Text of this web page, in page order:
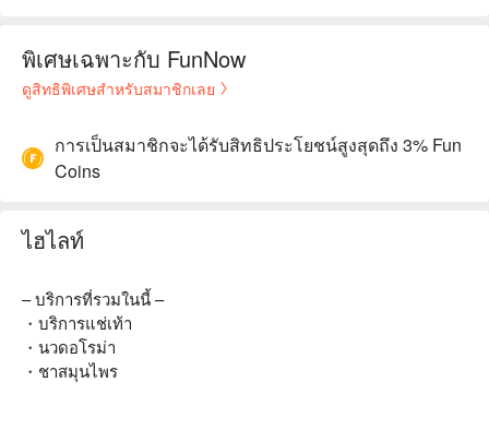
พิเศษเฉพาะกับ FunNow
ดูสิทธิพิเศษสำหรับสมาชิกเลย
การเป็นสมาชิกจะได้รับสิทธิประโยชน์สูงสุดถึง 3% Fun
Coins
ไฮไลท์
– บริการที่รวมในนี้ –
・บริการแช่เท้า
・นวดอโรม่า
・ชาสมุนไพร